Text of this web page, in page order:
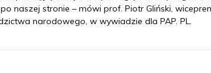
naszej stronie – mówi prof. Piotr Gliński,
narodowego, w wywiadzie dla PAP. PL.